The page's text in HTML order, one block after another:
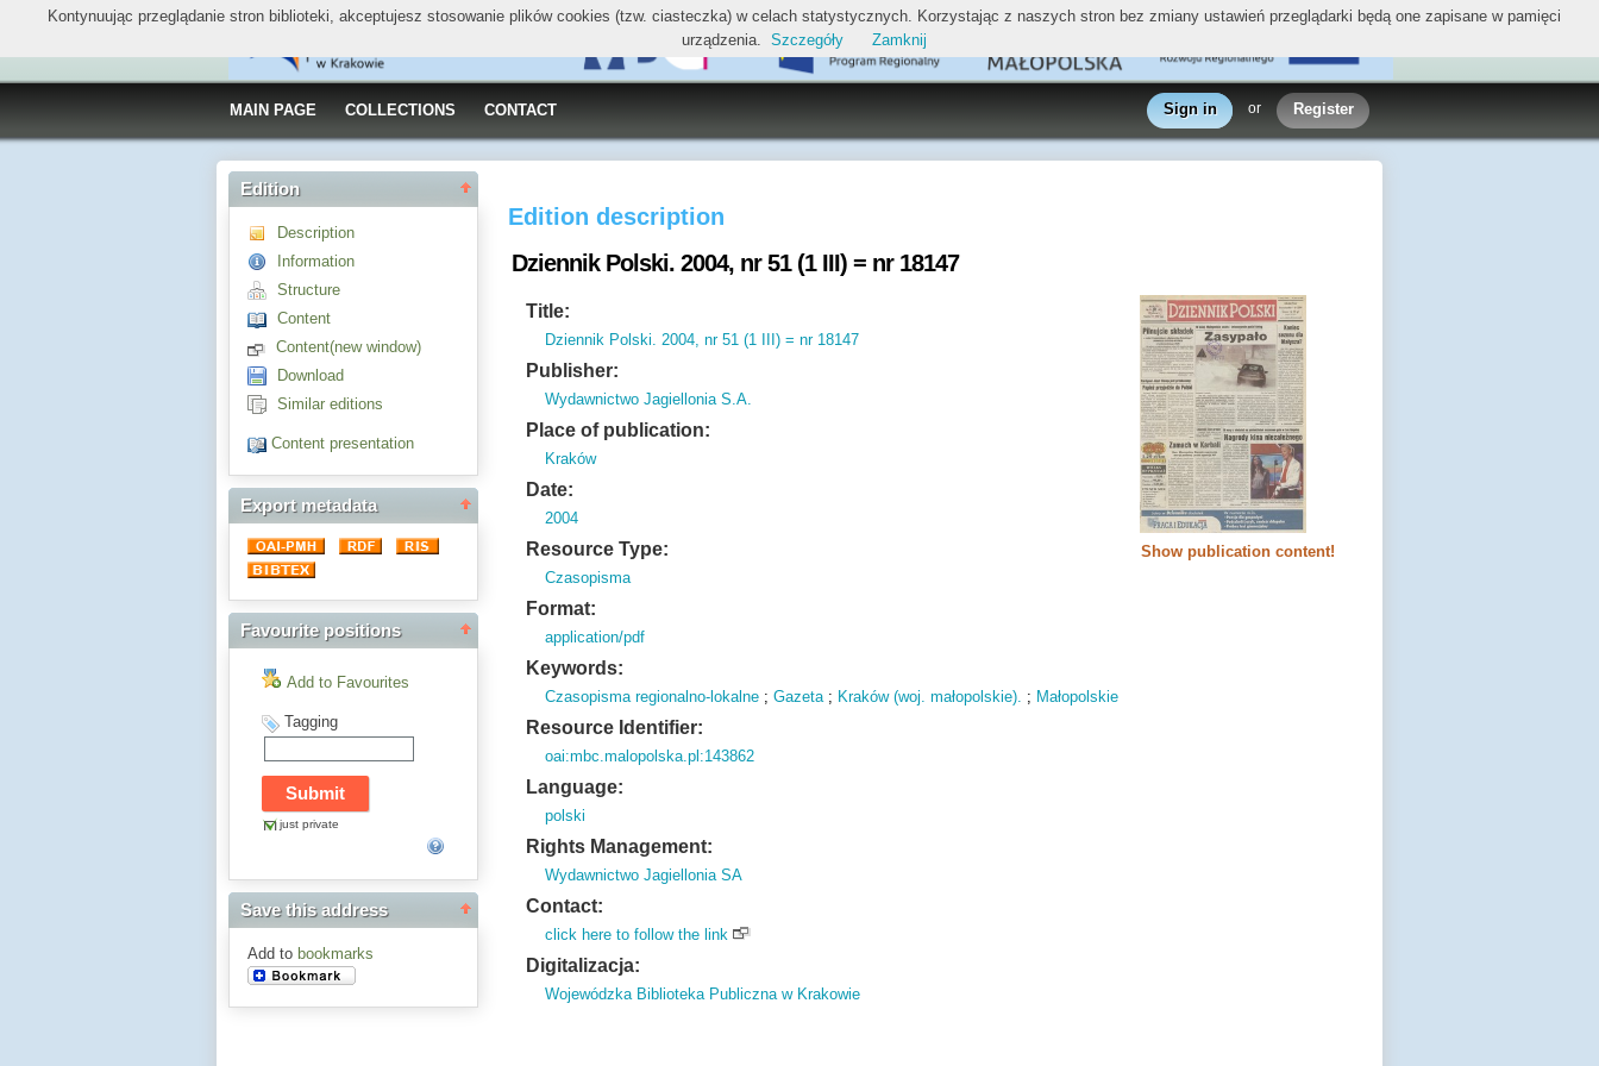
MAIN PAGE COLLECTIONS CONTACT Sign in or Register
Edition
Description
Information
Structure
Content
Content(new window)
Download
Similar editions
Content presentation
Export metadata
Favourite positions
Add to Favourites
Tagging
just private
Save this address
Add to bookmarks
Edition description
Dziennik Polski. 2004, nr 51 (1 III) = nr 18147
Show publication content!
Title:
Dziennik Polski. 2004, nr 51 (1 III) = nr 18147
Publisher:
Wydawnictwo Jagiellonia S.A.
Place of publication:
Kraków
Date:
2004
Resource Type:
Czasopisma
Format:
application/pdf
Keywords:
Czasopisma regionalno-lokalne ;Gazeta; Kraków (woj. małopolskie). ; Małopolskie
Resource Identifier:
oai:mbc.malopolska.pl:143862
Language:
polski
Rights Management:
Wydawnictwo Jagiellonia SA
Contact:
click here to follow the link
Digitalizacja:
Wojewódzka Biblioteka Publiczna w Krakowie
Kontynuując przeglądanie stron biblioteki, akceptujesz stosowanie plików cookies (tzw. ciasteczka) w celach statystycznych. Korzystając z naszych stron bez zmiany ustawień przeglądarki będą one zapisane w pamięci
urządzenia. Szczegóły Zamknij